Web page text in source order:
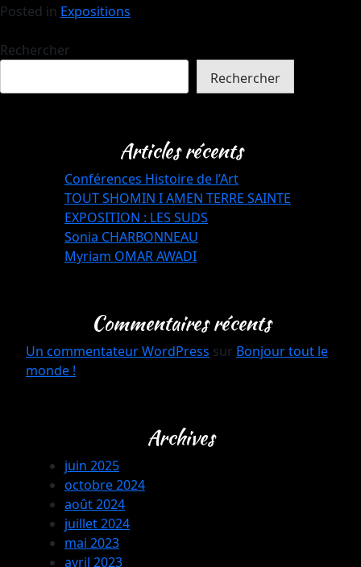
Posted in Expositions
Rechercher
Rechercher
Articles récents
Conférences Histoire de l’Art
TOUT SHOMIN I AMEN TERRE SAINTE
EXPOSITION : LES SUDS
Sonia CHARBONNEAU
Myriam OMAR AWADI
Commentaires récents
Un commentateur WordPress sur Bonjour tout le
monde !
Archives
juin 2025
octobre 2024
août 2024
juillet 2024
mai 2023
avril 2023